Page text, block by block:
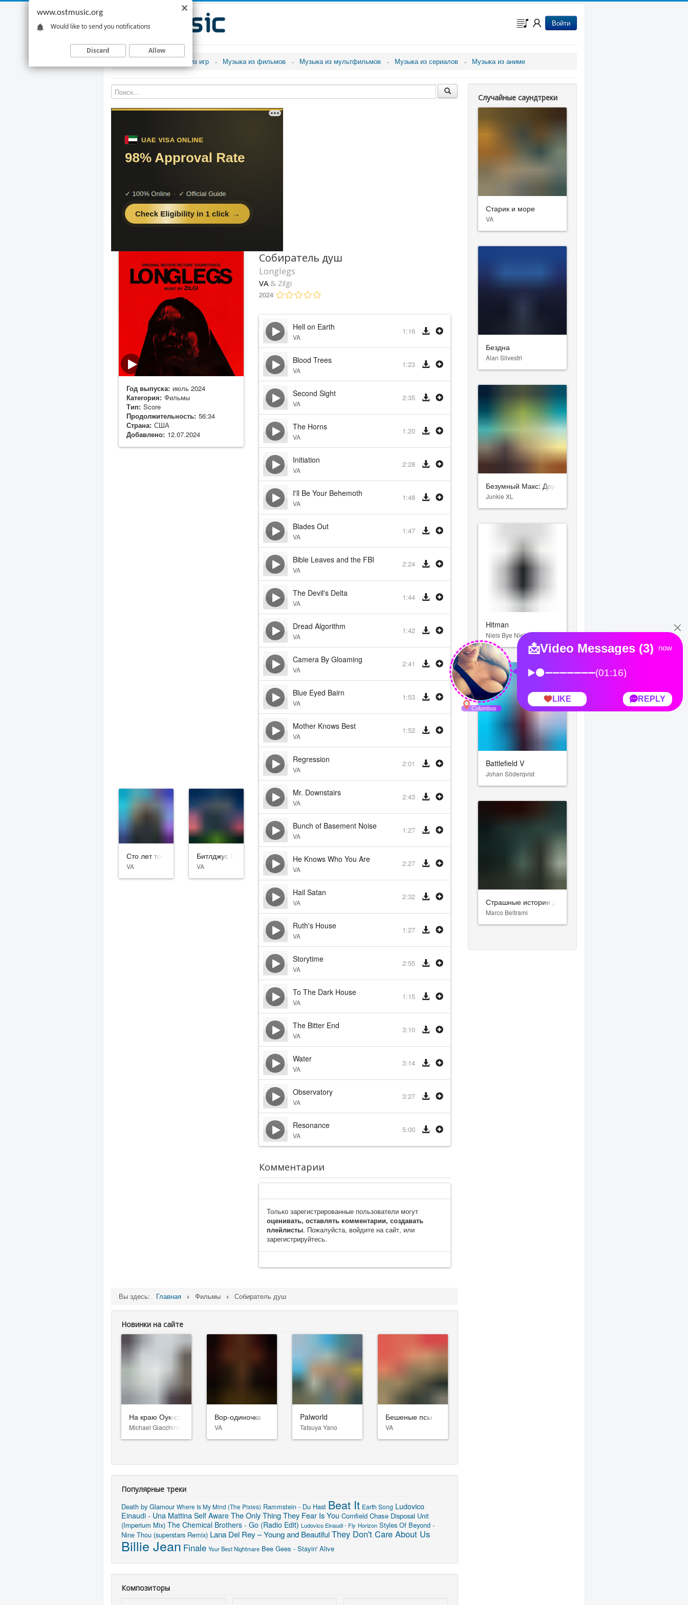
Войти
Музыка из игр Музыка из фильмов Музыка из мультфильмов Музыка из сериалов Музыка из аниме
Год выпуска: июль 2024
Категория: Фильмы
Тип: Score
Продолжительность: 56:34
Страна: США
Добавлено: 12.07.2024
Сто лет тому вперёд
VA
Битлджус Битлджус
VA
Собиратель душ
Longlegs
VA & Zilgi
2024
Hell on Earth
VA
1:16
Blood Trees
VA
1:23
Second Sight
VA
2:35
The Horns
VA
1:20
Initiation
VA
2:28
I'll Be Your Behemoth
VA
1:48
Blades Out
VA
1:47
Bible Leaves and the FBI
VA
2:24
The Devil's Delta
VA
1:44
Dread Algorithm
VA
1:42
Camera By Gloaming
VA
2:41
Blue Eyed Bairn
VA
1:53
Mother Knows Best
VA
1:52
Regression
VA
2:01
Mr. Downstairs
VA
2:43
Bunch of Basement Noise
VA
1:27
He Knows Who You Are
VA
2:27
Hail Satan
VA
2:32
Ruth's House
VA
1:27
Storytime
VA
2:55
To The Dark House
VA
1:15
The Bitter End
VA
3:10
Water
VA
3:14
Observatory
VA
3:27
Resonance
VA
5:00
Комментарии
Только зарегистрированные пользователи могут
оценивать, оставлять комментарии, создавать
плейлисты. Пожалуйста, войдите на сайт, или
зарегистрируйтесь.
Вы здесь: Главная Фильмы Собиратель душ
Новинки на сайте
На краю Оук-стрит
Michael Giacchino
Вор-одиночка
VA
Palworld
Tatsuya Yano
Бешеные псы
VA
Популярные треки
Death by Glamour Where Is My Mind (The Pixies) Rammstein - Du Hast Beat It Earth Song Ludovico
Einaudi - Una Mattina Self Aware The Only Thing They Fear Is You Cornfield Chase Disposal Unit
(Imperium Mix) The Chemical Brothers - Go (Radio Edit) Ludovico Einaudi - Fly Horizon Styles Of Beyond -
Nine Thou (superstars Remix) Lana Del Rey – Young and BeautifulThey Don't Care About Us
Billie Jean Finale Your Best Nightmare Bee Gees - Stayin' Alive
Композиторы
Случайные саундтреки
Старик и море
VA
Бездна
Alan Silvestri
Безумный Макс: Дорога ярости
Junkie XL
Hitman
Niels Bye Nielsen
Battlefield V
Johan Söderqvist
Страшные истории для рассказа в темноте
Marco Beltrami
www.ostmusic.org
Would like to send you notifications
Discard Allow